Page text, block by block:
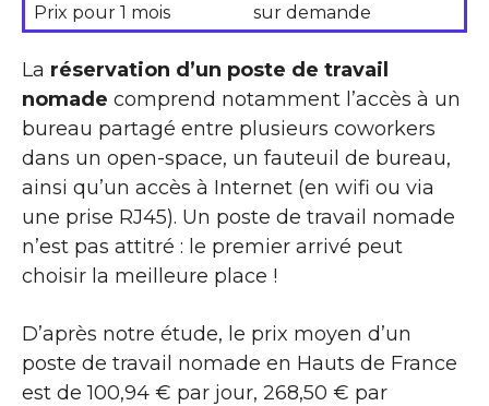
Prix pour 1 mois
sur demande
La réservation d’un poste de travail
nomade comprend notamment l’accès à un
bureau partagé entre plusieurs coworkers
dans un open-space, un fauteuil de bureau,
ainsi qu’un accès à Internet (en wifi ou via
une prise RJ45). Un poste de travail nomade
n’est pas attitré : le premier arrivé peut
choisir la meilleure place !
D’après notre étude, le prix moyen d’un
poste de travail nomade en Hauts de France
est de 100,94 € par jour, 268,50 € par